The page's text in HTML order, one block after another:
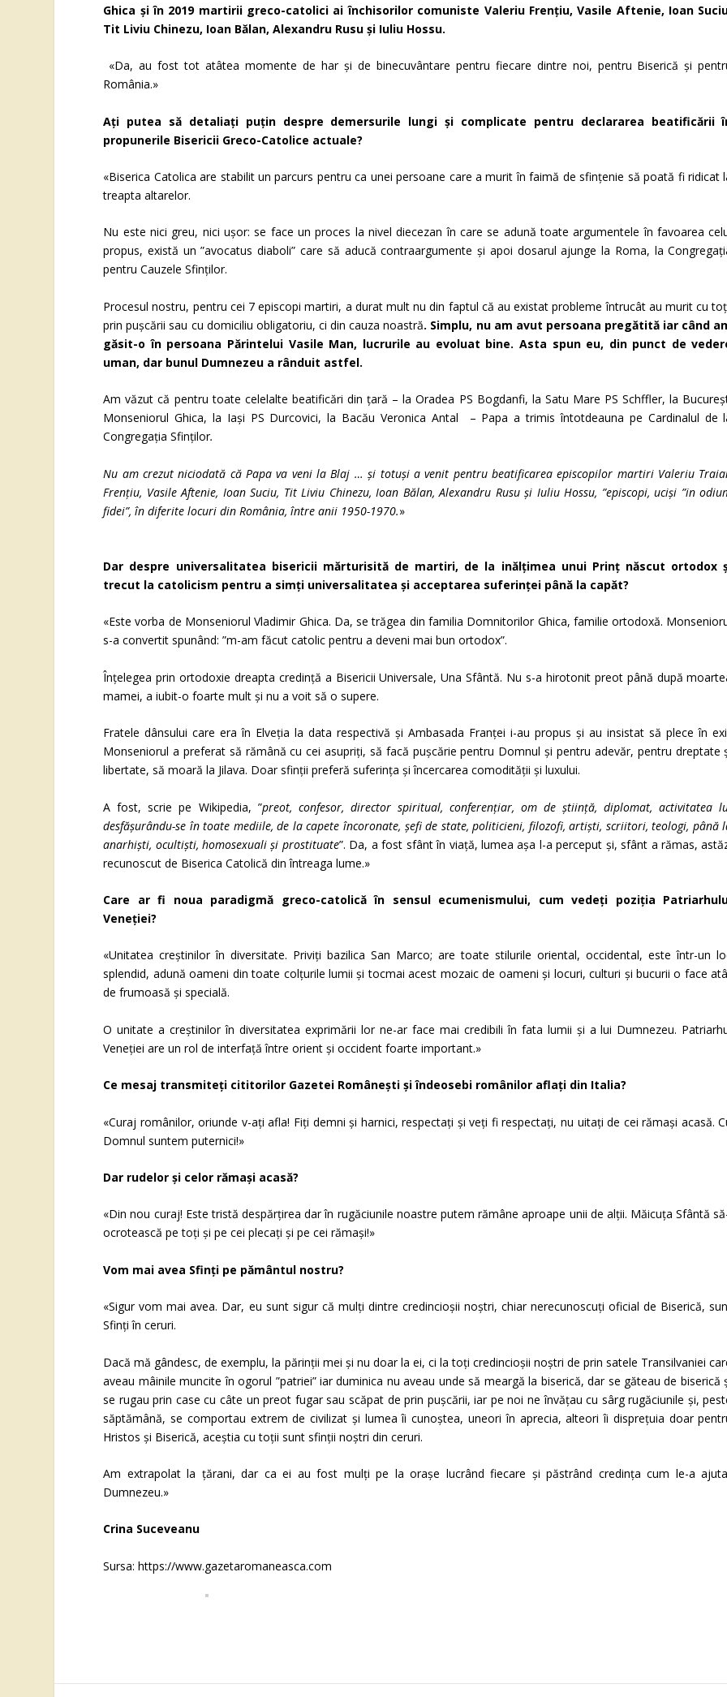
Ghica și în 2019 martirii greco-catolici ai închisorilor comuniste Valeriu Frențiu, Vasile Aftenie, Ioan
Tit Liviu Chinezu, Ioan Bălan, Alexandru Rusu și Iuliu Hossu.
«Da, au fost tot atâtea momente de har și de binecuvântare pentru fiecare dintre noi, pentru Biserică și
România.»
Ați putea să detaliați puțin despre demersurile lungi și complicate pentru declararea beatificării
propunerile Bisericii Greco-Catolice actuale?
«Biserica Catolica are stabilit un parcurs pentru ca unei persoane care a murit în faimă de sfințenie să poată fi ridicat
treapta altarelor.
Nu este nici greu, nici ușor: se face un proces la nivel diecezan în care se adună toate argumentele în favoarea
propus, există un ”avocatus diaboli” care să aducă contraargumente și apoi dosarul ajunge la Roma, la
pentru Cauzele Sfinților.
Procesul nostru, pentru cei 7 episcopi martiri, a durat mult nu din faptul că au existat probleme întrucât au murit cu
prin pușcării sau cu domiciliu obligatoriu, ci din cauza noastră. Simplu, nu am avut persoana pregătită iar când
găsit-o în persoana Părintelui Vasile Man, lucrurile au evoluat bine. Asta spun eu, din punct de
uman, dar bunul Dumnezeu a rânduit astfel.
Am văzut că pentru toate celelalte beatificări din țară – la Oradea PS Bogdanfi, la Satu Mare PS Schffler, la
Monseniorul Ghica, la Iași PS Durcovici, la Bacău Veronica Antal – Papa a trimis întotdeauna pe Cardinalul de
Congregația Sfinților.
Nu am crezut niciodată că Papa va veni la Blaj … și totuși a venit pentru beatificarea episcopilor martiri Valeriu
Frențiu, Vasile Aftenie, Ioan Suciu, Tit Liviu Chinezu, Ioan Bălan, Alexandru Rusu și Iuliu Hossu, ”episcopi, uciși ”in
fidei”, în diferite locuri din România, între anii 1950-1970.»
Dar despre universalitatea bisericii mărturisită de martiri, de la inălțimea unui Prinț născut ortodox
trecut la catolicism pentru a simți universalitatea și acceptarea suferinței până la capăt?
«Este vorba de Monseniorul Vladimir Ghica. Da, se trăgea din familia Domnitorilor Ghica, familie ortodoxă.
s-a convertit spunând: ”m-am făcut catolic pentru a deveni mai bun ortodox”.
Înțelegea prin ortodoxie dreapta credință a Bisericii Universale, Una Sfântă. Nu s-a hirotonit preot până după
mamei, a iubit-o foarte mult și nu a voit să o supere.
Fratele dânsului care era în Elveția la data respectivă și Ambasada Franței i-au propus și au insistat să plece în
Monseniorul a preferat să rămână cu cei asupriți, să facă pușcărie pentru Domnul și pentru adevăr, pentru dreptate
libertate, să moară la Jilava. Doar sfinții preferă suferința și încercarea comodității și luxului.
A fost, scrie pe Wikipedia, ”preot, confesor, director spiritual, conferențiar, om de știință, diplomat, activitatea
desfășurându-se în toate mediile, de la capete încoronate, șefi de state, politicieni, filozofi, artiști, scriitori, teologi, până
anarhiști, ocultiști, homosexuali și prostituate”. Da, a fost sfânt în viață, lumea așa l-a perceput și, sfânt a rămas,
recunoscut de Biserica Catolică din întreaga lume.»
Care ar fi noua paradigmă greco-catolică în sensul ecumenismului, cum vedeți poziția
Veneției?
«Unitatea creștinilor în diversitate. Priviți bazilica San Marco; are toate stilurile oriental, occidental, este într-un
splendid, adună oameni din toate colțurile lumii și tocmai acest mozaic de oameni și locuri, culturi și bucurii o face
de frumoasă și specială.
O unitate a creștinilor în diversitatea exprimării lor ne-ar face mai credibili în fata lumii și a lui Dumnezeu.
Veneției are un rol de interfață între orient și occident foarte important.»
Ce mesaj transmiteți cititorilor Gazetei Românești și îndeosebi românilor aflați din Italia?
«Curaj românilor, oriunde v-ați afla! Fiți demni și harnici, respectați și veți fi respectați, nu uitați de cei rămași acasă.
Domnul suntem puternici!»
Dar rudelor și celor rămași acasă?
«Din nou curaj! Este tristă despărțirea dar în rugăciunile noastre putem rămâne aproape unii de alții. Măicuța Sfântă
ocrotească pe toți și pe cei plecați și pe cei rămași!»
Vom mai avea Sfinți pe pământul nostru?
«Sigur vom mai avea. Dar, eu sunt sigur că mulți dintre credincioșii noștri, chiar nerecunoscuți oficial de Biserică,
Sfinți în ceruri.
Dacă mă gândesc, de exemplu, la părinții mei și nu doar la ei, ci la toți credincioșii noștri de prin satele Transilvaniei
aveau mâinile muncite în ogorul ”patriei” iar duminica nu aveau unde să meargă la biserică, dar se găteau de biserică
se rugau prin case cu câte un preot fugar sau scăpat de prin pușcării, iar pe noi ne învățau cu sârg rugăciunile și,
săptămână, se comportau extrem de civilizat și lumea îi cunoștea, uneori în aprecia, alteori îi disprețuia doar
Hristos și Biserică, aceștia cu toții sunt sfinții noștri din ceruri.
Am extrapolat la țărani, dar ca ei au fost mulți pe la orașe lucrând fiecare și păstrând credința cum le-a
Dumnezeu.»
Crina Suceveanu
Sursa: https://www.gazetaromaneasca.com